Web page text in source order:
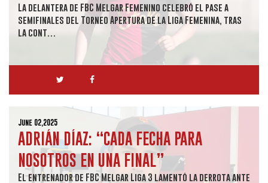
La delantera de FBC Melgar Femenino celebró el pase a
semifinales del Torneo Apertura de la Liga Femenina, tras
la cont…
June 02,2025
ADRIÁN DÍAZ: “CADA FECHA PARA
NOSOTROS EN UNA FINAL”
El entrenador de FBC Melgar Liga 3 lamentó la derrota ante